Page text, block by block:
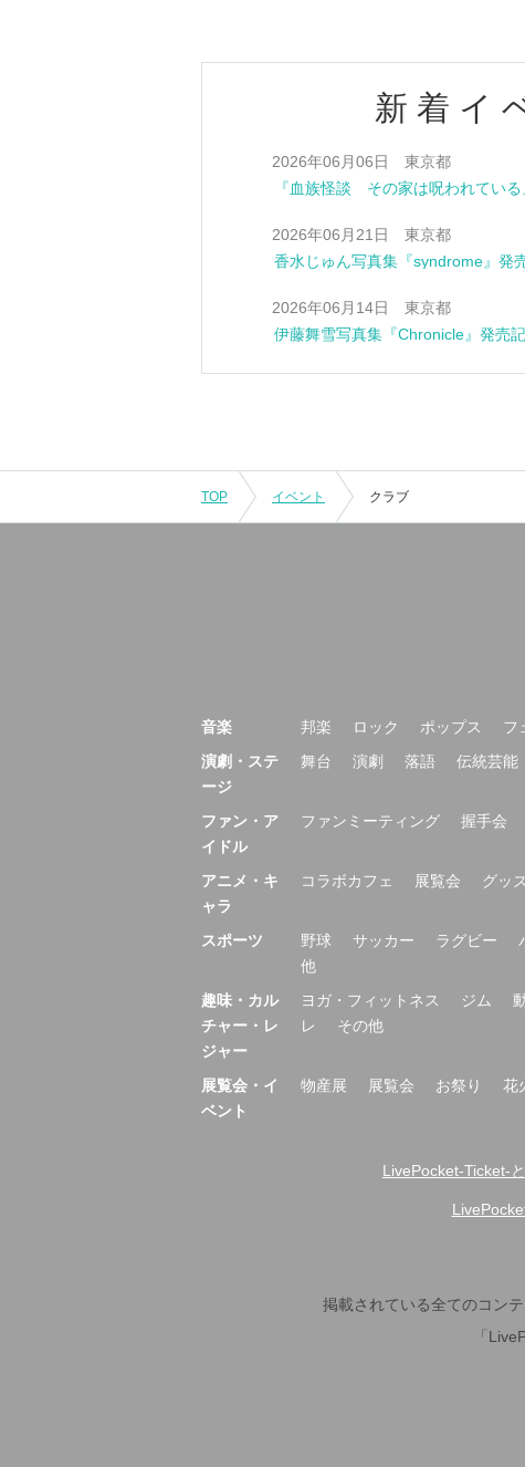
新着イ
2026年06月06日 東京都
2026年06月21日 東京都
香水じゅん写真集『syndrome』発
2026年06月14日 東京都
伊藤舞雪写真集『Chronicle』発売
TOP イベント クラブ
音楽 邦楽 ロック ポップス フ
演劇・ステ
ージ
舞台 演劇 落語 伝統芸能
ファン・ア
イドル
ファンミーティング 握手会
アニメ・キ
ャラ
コラボカフェ 展覧会 グッ
スポーツ 野球 サッカー ラグビー
他
趣味・カル
チャー・レ
ジャー
ヨガ・フィットネス ジム
レ
その他
展覧会・イ
ベント
物産展 展覧会 お祭り 花
LivePocket-Ticket-
掲載されている全てのコン
「